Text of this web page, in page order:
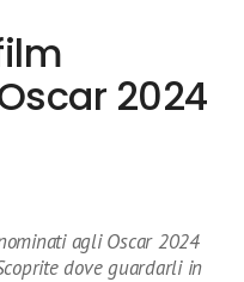
2024
agli Oscar 2024
dove guardarli in